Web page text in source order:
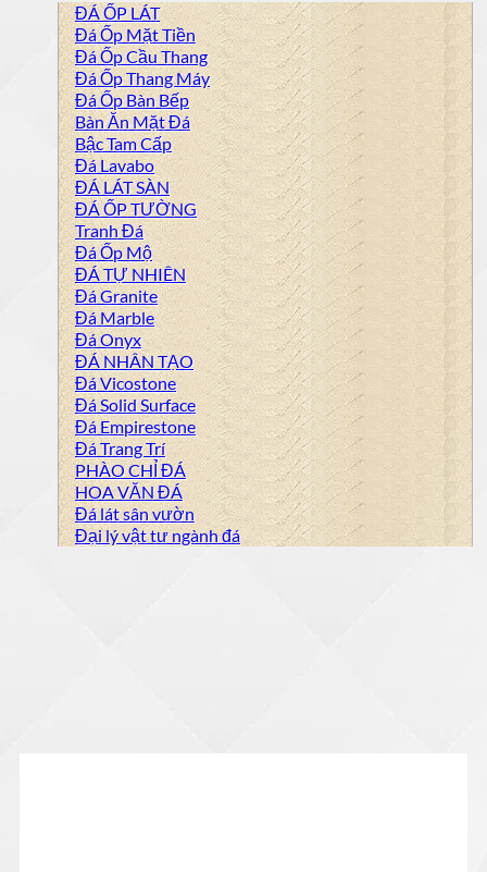
ĐÁ ỐP LÁT
Đá Ốp Mặt Tiền
Đá Ốp Cầu Thang
Đá Ốp Thang Máy
Đá Ốp Bàn Bếp
Bàn Ăn Mặt Đá
Bậc Tam Cấp
Đá Lavabo
ĐÁ LÁT SÀN
ĐÁ ỐP TƯỜNG
Tranh Đá
Đá Ốp Mộ
ĐÁ TỰ NHIÊN
Đá Granite
Đá Marble
Đá Onyx
ĐÁ NHÂN TẠO
Đá Vicostone
Đá Solid Surface
Đá Empirestone
Đá Trang Trí
PHÀO CHỈ ĐÁ
HOA VĂN ĐÁ
Đá lát sân vườn
Đại lý vật tư ngành đá